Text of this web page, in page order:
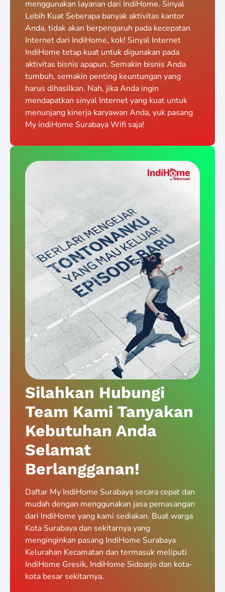
menggunakan layanan dari IndiHome. Sinyal
Lebih Kuat Seberapa banyak aktivitas kantor
Anda, tidak akan berpengaruh pada kecepatan
Internet dari IndiHome, kok! Sinyal Internet
IndiHome tetap kuat untuk digunakan pada
aktivitas bisnis apapun. Semakin bisnis Anda
tumbuh, semakin penting keuntungan yang
harus dihasilkan. Nah, jika Anda ingin
mendapatkan sinyal Internet yang kuat untuk
menunjang kinerja karyawan Anda, yuk pasang
My indiHome Surabaya Wifi saja!
Silahkan Hubungi
Team Kami Tanyakan
Kebutuhan Anda
Selamat
Berlangganan!
Daftar My IndiHome Surabaya secara cepat dan
mudah dengan menggunakan jasa pemasangan
dari IndiHome yang kami sediakan. Buat warga
Kota Surabaya dan sekitarnya yang
menginginkan pasang IndiHome Surabaya
Kelurahan Kecamatan dan termasuk meliputi
IndiHome Gresik, IndiHome Sidoarjo dan kota-
kota besar sekitarnya.